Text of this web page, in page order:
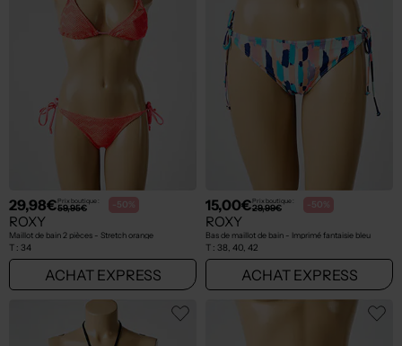
29,98€Prix boutique :
59,95€ -50%
ROXY
Maillot de bain 2 pièces - Stretch orange
T : 34
ACHAT EXPRESS
15,00€Prix boutique :
29,99€ -50%
ROXY
Bas de maillot de bain - Imprimé fantaisie bleu
T : 38, 40, 42
ACHAT EXPRESS